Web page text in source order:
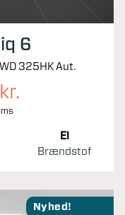
6
325HK Aut.
El
Brændstof
Nyhed!